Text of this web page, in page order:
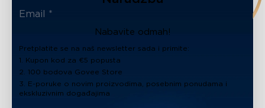
Nabavite odmah!
Pretplatite se na naš newsletter sada i primite:
1. Kupon kod za €5 popusta
2. 100 bodova Govee Store
3. E-poruke o novim proizvodima, posebnim ponudama i
ekskluzivnim događajima